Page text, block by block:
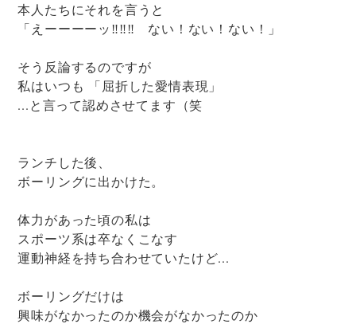
本人たちにそれを言うと
「えーーーーッ‼‼‼ ない！ない！ない！」
そう反論するのですが
私はいつも 「屈折した愛情表現」
...と言って認めさせてます（笑
ランチした後、
ボーリングに出かけた。
体力があった頃の私は
スポーツ系は卒なくこなす
運動神経を持ち合わせていたけど...
ボーリングだけは
興味がなかったのか機会がなかったのか